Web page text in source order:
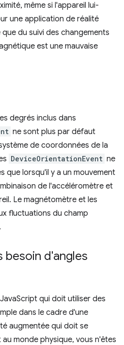
même si l'appareil lui-
une application de réalité
du suivi des changements
est une mauvaise
degrés inclus dans
ne sont plus par défaut
de coordonnées de la
DeviceOrientationEvent ne
que lorsqu'il y a un mouvement
de l'accéléromètre et
Le magnétomètre et les
fluctuations du champ
besoin d'angles
qui doit utiliser des
dans le cadre d'une
augmentée qui doit se
monde physique, vous n'êtes